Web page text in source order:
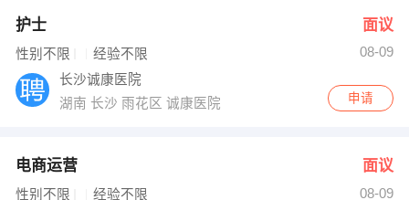
护士 面议
性别不限 经验不限
08-09
长沙诚康医院
湖南 长沙 雨花区 诚康医院
申请
电商运营 面议
性别不限 经验不限
08-09